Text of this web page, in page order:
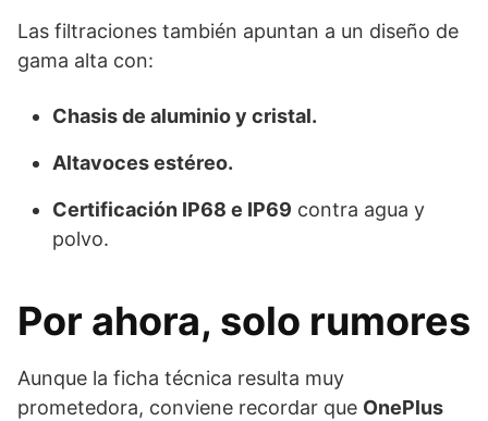
Las filtraciones también apuntan a un diseño de
gama alta con:
Chasis de aluminio y cristal.
Altavoces estéreo.
Certificación IP68 e IP69 contra agua y
polvo.
Por ahora, solo rumores
Aunque la ficha técnica resulta muy
prometedora, conviene recordar que OnePlus